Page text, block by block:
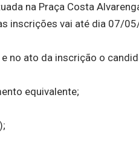
na Praça Costa
inscrições vai até dia 07/
no ato da inscrição o
equivalente;